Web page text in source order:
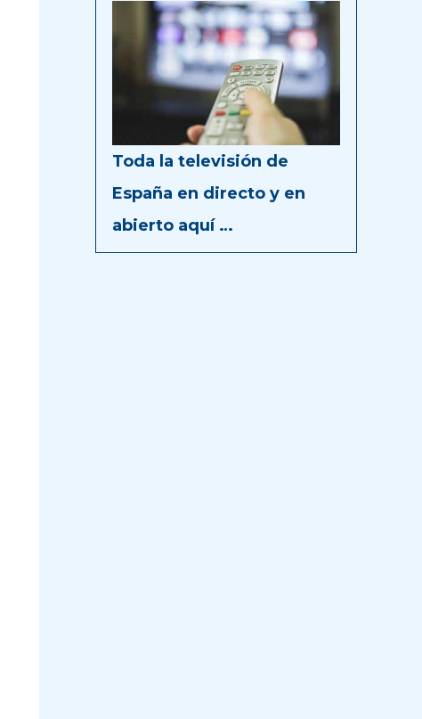
Toda la televisión de
España en directo y en
abierto aquí …